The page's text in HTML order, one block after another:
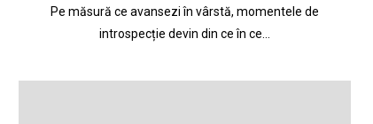
Pe măsură ce avansezi în vârstă, momentele de
introspecție devin din ce în ce…